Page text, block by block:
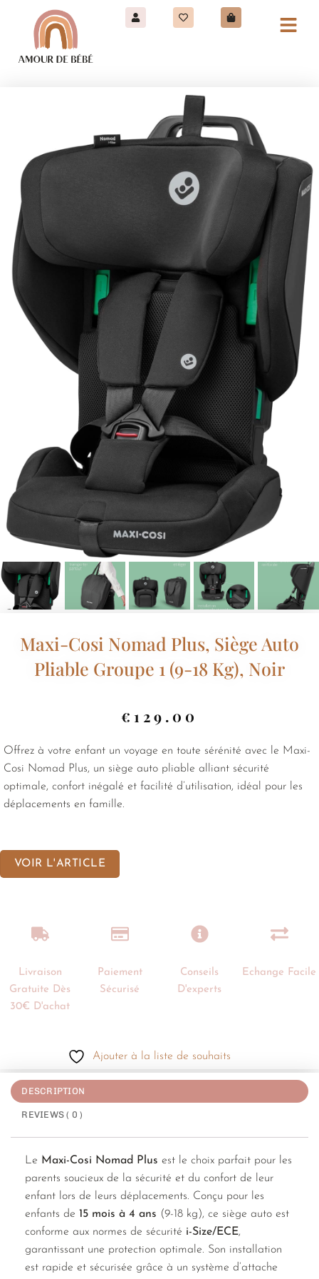
Maxi-Cosi Nomad Plus, Siège Auto
Pliable Groupe 1 (9-18 Kg), Noir
€ 129.00
Offrez à votre enfant un voyage en toute sérénité avec le Maxi-
Cosi Nomad Plus, un siège auto pliable alliant sécurité
optimale, confort inégalé et facilité d’utilisation, idéal pour les
déplacements en famille.
VOIR L'ARTICLE
Livraison
Gratuite Dès
30€ D'achat
Paiement
Sécurisé
Conseils
D'experts
Echange Facile
Ajouter à la liste de souhaits
DESCRIPTION
REVIEWS ( 0 )
Le Maxi-Cosi Nomad Plus est le choix parfait pour les
parents soucieux de la sécurité et du confort de leur
enfant lors de leurs déplacements. Conçu pour les
enfants de 15 mois à 4 ans (9-18 kg), ce siège auto est
conforme aux normes de sécurité i-Size/ECE,
garantissant une protection optimale. Son installation
est rapide et sécurisée grâce à un système d’attache